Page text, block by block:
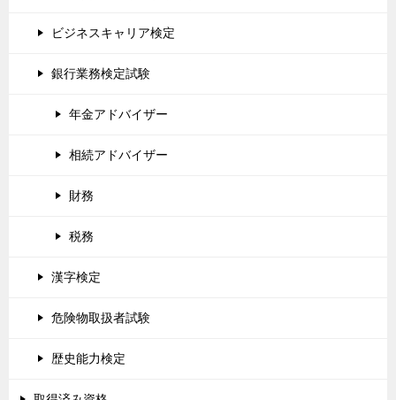
ビジネスキャリア検定
銀行業務検定試験
年金アドバイザー
相続アドバイザー
財務
税務
漢字検定
危険物取扱者試験
歴史能力検定